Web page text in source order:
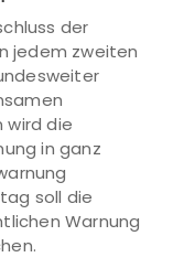
der
jedem zweiten
wird die
in ganz
soll die
Warnung